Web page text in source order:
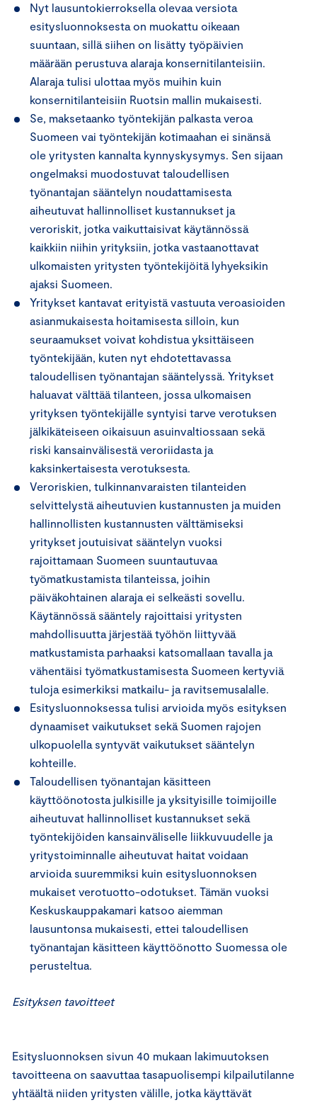
Nyt lausuntokierroksella olevaa versiota
esitysluonnoksesta on muokattu oikeaan
suuntaan, sillä siihen on lisätty työpäivien
määrään perustuva alaraja konsernitilanteisiin.
Alaraja tulisi ulottaa myös muihin kuin
konsernitilanteisiin Ruotsin mallin mukaisesti.
Se, maksetaanko työntekijän palkasta veroa
Suomeen vai työntekijän kotimaahan ei sinänsä
ole yritysten kannalta kynnyskysymys. Sen sijaan
ongelmaksi muodostuvat taloudellisen
työnantajan sääntelyn noudattamisesta
aiheutuvat hallinnolliset kustannukset ja
veroriskit, jotka vaikuttaisivat käytännössä
kaikkiin niihin yrityksiin, jotka vastaanottavat
ulkomaisten yritysten työntekijöitä lyhyeksikin
ajaksi Suomeen.
Yritykset kantavat erityistä vastuuta veroasioiden
asianmukaisesta hoitamisesta silloin, kun
seuraamukset voivat kohdistua yksittäiseen
työntekijään, kuten nyt ehdotettavassa
taloudellisen työnantajan sääntelyssä. Yritykset
haluavat välttää tilanteen, jossa ulkomaisen
yrityksen työntekijälle syntyisi tarve verotuksen
jälkikäteiseen oikaisuun asuinvaltiossaan sekä
riski kansainvälisestä veroriidasta ja
kaksinkertaisesta verotuksesta.
Veroriskien, tulkinnanvaraisten tilanteiden
selvittelystä aiheutuvien kustannusten ja muiden
hallinnollisten kustannusten välttämiseksi
yritykset joutuisivat sääntelyn vuoksi
rajoittamaan Suomeen suuntautuvaa
työmatkustamista tilanteissa, joihin
päiväkohtainen alaraja ei selkeästi sovellu.
Käytännössä sääntely rajoittaisi yritysten
mahdollisuutta järjestää työhön liittyvää
matkustamista parhaaksi katsomallaan tavalla ja
vähentäisi työmatkustamisesta Suomeen kertyviä
tuloja esimerkiksi matkailu- ja ravitsemusalalle.
Esitysluonnoksessa tulisi arvioida myös esityksen
dynaamiset vaikutukset sekä Suomen rajojen
ulkopuolella syntyvät vaikutukset sääntelyn
kohteille.
Taloudellisen työnantajan käsitteen
käyttöönotosta julkisille ja yksityisille toimijoille
aiheutuvat hallinnolliset kustannukset sekä
työntekijöiden kansainväliselle liikkuvuudelle ja
yritystoiminnalle aiheutuvat haitat voidaan
arvioida suuremmiksi kuin esitysluonnoksen
mukaiset verotuotto-odotukset. Tämän vuoksi
Keskuskauppakamari katsoo aiemman
lausuntonsa mukaisesti, ettei taloudellisen
työnantajan käsitteen käyttöönotto Suomessa ole
perusteltua.
Esityksen tavoitteet
Esitysluonnoksen sivun 40 mukaan lakimuutoksen
tavoitteena on saavuttaa tasapuolisempi kilpailutilanne
yhtäältä niiden yritysten välille, jotka käyttävät